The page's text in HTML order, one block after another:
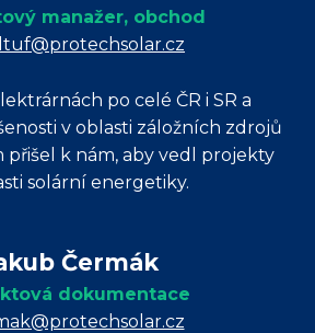
manažer, obchod
po celé ČR i SR a
v oblasti záložních zdrojů
k nám, aby vedl projekty
solární energetiky.
Čermák
dokumentace